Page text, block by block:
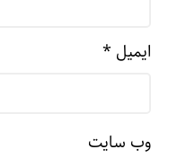
ایمیل *
وب‌ سایت